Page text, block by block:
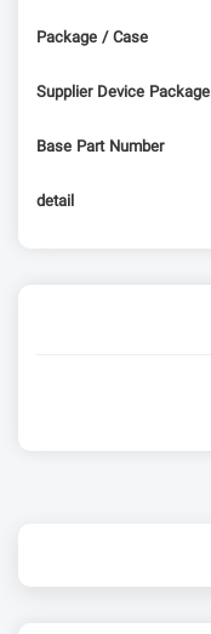
Package / Case
Supplier Device Package
Base Part Number
detail